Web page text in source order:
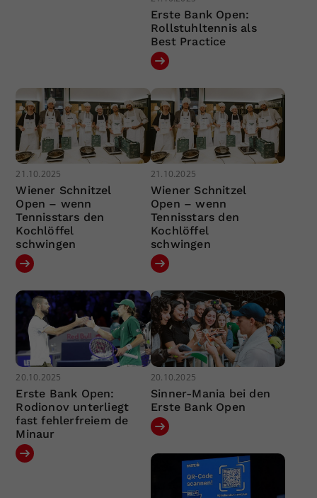
Erste Bank Open:
Rollstuhltennis als
Best Practice
21.10.2025
Wiener Schnitzel
Open – wenn
Tennisstars den
Kochlöffel
schwingen
21.10.2025
Wiener Schnitzel
Open – wenn
Tennisstars den
Kochlöffel
schwingen
20.10.2025
Erste Bank Open:
Rodionov unterliegt
fast fehlerfreiem de
Minaur
20.10.2025
Sinner-Mania bei den
Erste Bank Open